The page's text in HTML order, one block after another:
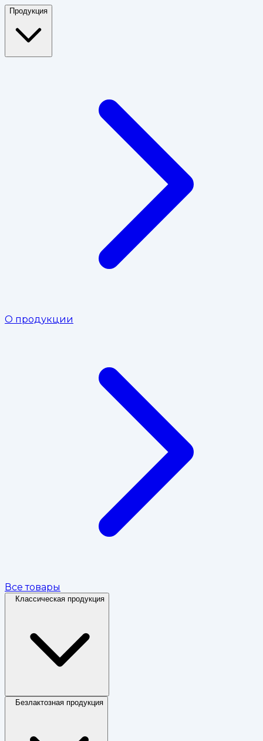
Продукция
О продукции
Все товары
Классическая продукция
Безлактозная продукция